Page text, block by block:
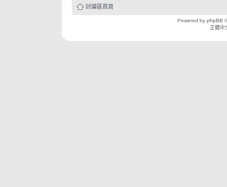
討論區首頁
Powered by phpBB
正體中